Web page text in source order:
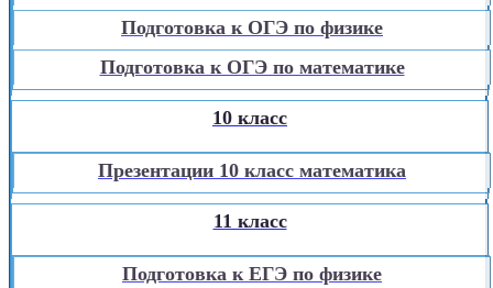
Подготовка к ОГЭ по физике
Подготовка к ОГЭ по математике
10 класс
Презентации 10 класс математика
11 класс
Подготовка к ЕГЭ по физике